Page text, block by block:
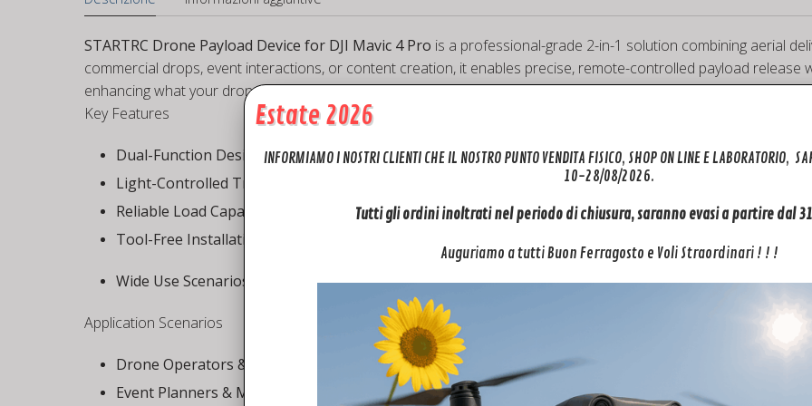
Pro
quantità
STARTRC Drone Payload Device for DJI Mavic 4 Pro is a professional-grade 2-in-1 solution combining aerial
commercial drops, event interactions, or content creation, it enables precise, remote-controlled payload
enhancing what your drone can do.
Key Features
Dual-Function Design – Top 1/4″ screw mount for action cameras; bottom payload dropper for item
Light-Controlled Trigger
– Activate drops via DJI controller by switching the drone’s auxiliary light
Reliable Load Capacity
– Supports payloads up to 480g; built-in battery powers up to 400 drops per charge
Tool-Free Installation
Wide Use Scenarios – Ideal for marketing, gifting, weddings, proposals, rescue tasks, parties, and more
Application Scenarios
Drone Operators & Service Providers
– Expand into payload delivery services for lightweight objects
Event Planners & Marketing Teams
– Execute eye-catching ring deliveries, flower drops, or promotional
Estate 2026
INFORMIAMO I NOSTRI CLIENTI CHE IL NOSTRO PUNTO VENDITA FISICO, SHOP ON LINE E LABORATORIO,
10-28/08/2026.
Tutti gli ordini inoltrati nel periodo di chiusura, saranno evasi a partire dal
Auguriamo a tutti Buon Ferragosto e Voli Straordinari ! ! !